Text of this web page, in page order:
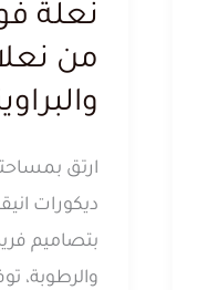
نعلة
من
ارتق
ديكورات
بتصاميم
والرطوبة،